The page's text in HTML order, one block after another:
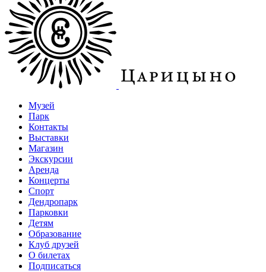
Музей
Парк
Контакты
Выставки
Магазин
Экскурсии
Аренда
Концерты
Спорт
Дендропарк
Парковки
Детям
Образование
Клуб друзей
О билетах
Подписаться